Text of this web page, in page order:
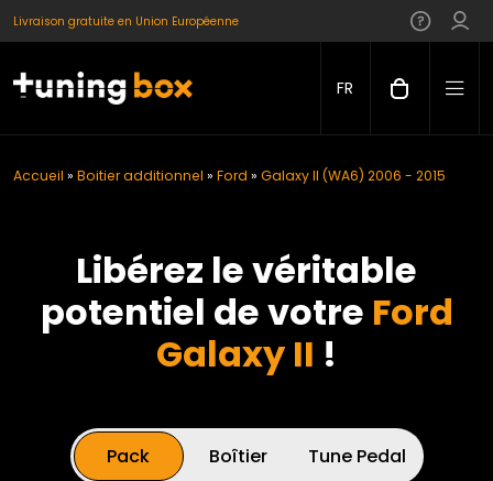
Livraison gratuite en Union Européenne
FR
Accueil » Boitier additionnel » Ford » Galaxy II (WA6) 2006 - 2015
Libérez le véritable
potentiel de votre Ford
Galaxy II !
Pack Boîtier Tune Pedal